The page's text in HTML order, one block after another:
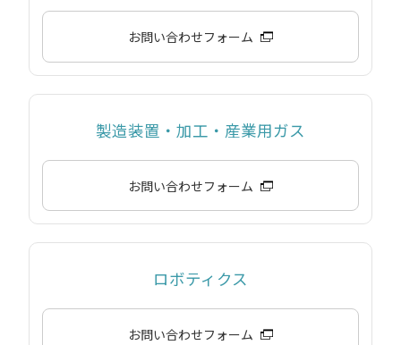
お問い合わせフォーム
製造装置・加工・産業用ガス
お問い合わせフォーム
ロボティクス
お問い合わせフォーム